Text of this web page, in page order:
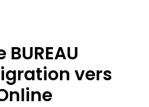
vers